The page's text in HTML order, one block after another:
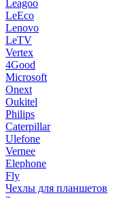
Leagoo
LeEco
Lenovo
LeTV
Vertex
4Good
Microsoft
Onext
Oukitel
Philips
Caterpillar
Ulefone
Vernee
Elephone
Fly
Чехлы для планшетов